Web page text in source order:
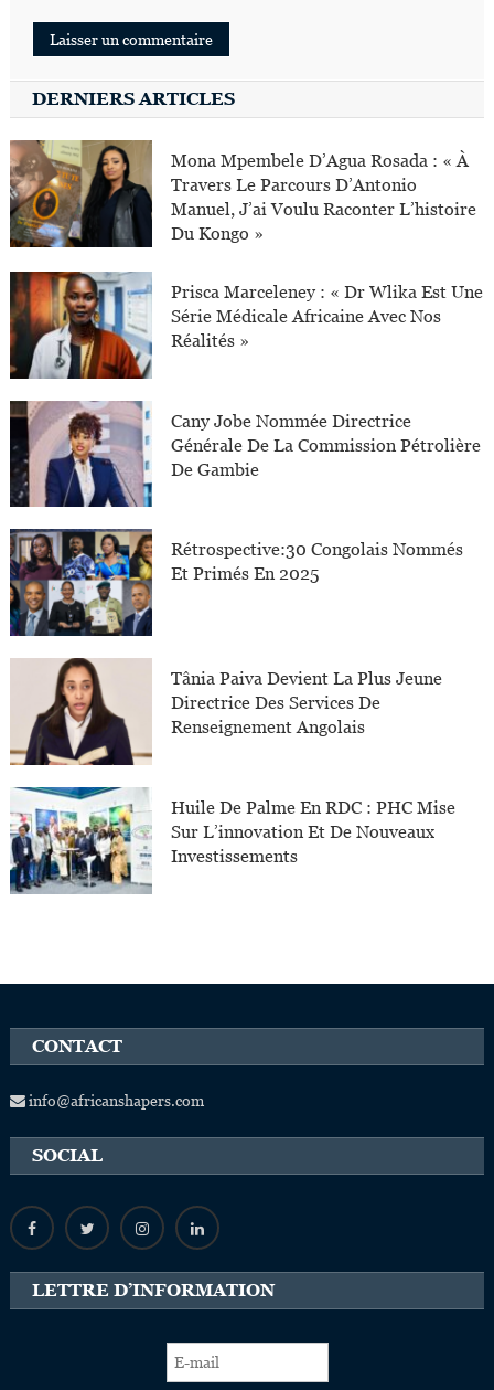
DERNIERS ARTICLES
Mona Mpembele D’Agua Rosada : « À
Travers Le Parcours D’Antonio
Manuel, J’ai Voulu Raconter L’histoire
Du Kongo »
Prisca Marceleney : « Dr Wlika Est Une
Série Médicale Africaine Avec Nos
Réalités »
Cany Jobe Nommée Directrice
Générale De La Commission Pétrolière
De Gambie
Rétrospective:30 Congolais Nommés
Et Primés En 2025
Tânia Paiva Devient La Plus Jeune
Directrice Des Services De
Renseignement Angolais
Huile De Palme En RDC : PHC Mise
Sur L’innovation Et De Nouveaux
Investissements
CONTACT
info@africanshapers.com
SOCIAL
LETTRE D’INFORMATION